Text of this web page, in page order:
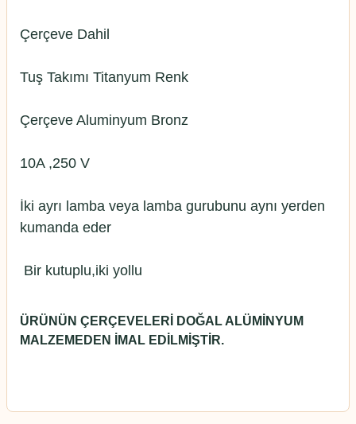
Çerçeve Dahil
Tuş Takımı Titanyum Renk
Çerçeve Aluminyum Bronz
10A ,250 V
İki ayrı lamba veya lamba gurubunu aynı yerden
kumanda eder
Bir kutuplu,iki yollu
ÜRÜNÜN ÇERÇEVELERİ DOĞAL ALÜMİNYUM
MALZEMEDEN İMAL EDİLMİŞTİR.